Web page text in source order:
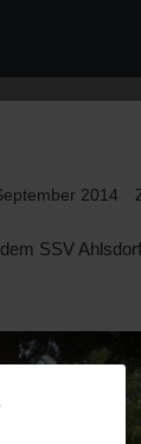
2014
SSV